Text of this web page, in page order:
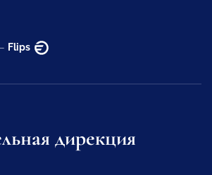
Flips
дирекция